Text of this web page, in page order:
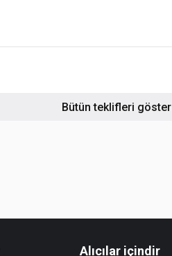
Bütün teklifleri göster
Alıcılar içindir